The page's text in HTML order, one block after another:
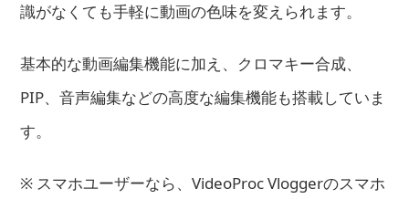
識がなくても手軽に動画の色味を変えられます。
基本的な動画編集機能に加え、クロマキー合成、
PIP、音声編集などの高度な編集機能も搭載していま
す。
※ スマホユーザーなら、VideoProc Vloggerのスマホ